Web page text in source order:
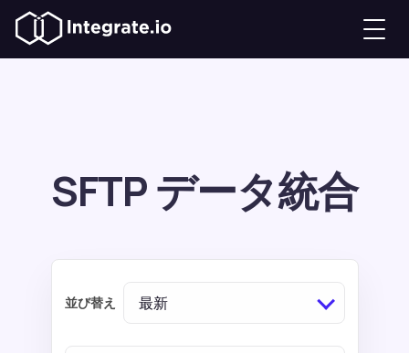
SFTP データ統合
並び替え 最新